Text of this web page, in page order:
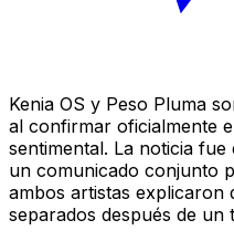
Kenia OS y Peso Pluma
al confirmar oficialmente
sentimental. La noticia
un comunicado conjunto
ambos artistas explicaron
separados después de un